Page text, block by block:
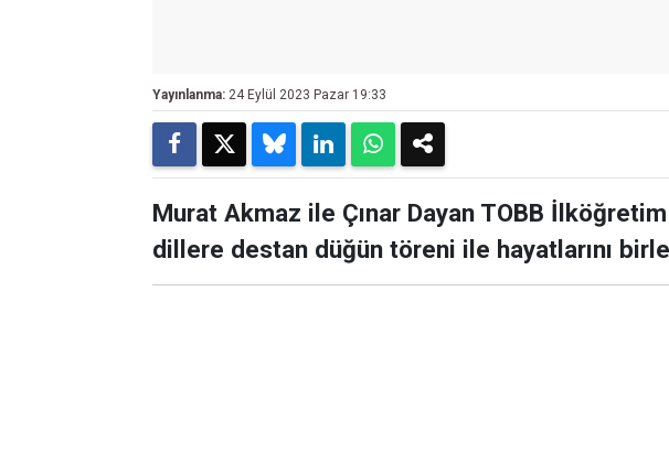
Yayınlanma: 24 Eylül 2023 Pazar 19:33
Murat Akmaz ile Çınar Dayan TOBB
dillere destan düğün töreni ile hayatlarını